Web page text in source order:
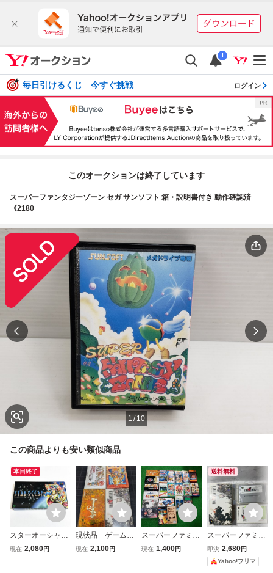
i
毎日引けるくじ 今すぐ挑戦 ログイン
このオークションは終了しています
スーパーファンタジーゾーン セガ サンソフト 箱・説明書付き 動作確認済
《2180
1/10
この商品よりも安い類似商品
本日終了
スターオーシャン
【箱・説明書付
現在 2,080円
現状品 ゲームソ
フト スーパーファ
現在 2,100円
スーパーファミコ
ン カセット ソフ
現在 1,400円
送料無料
スーパーファミコ
ン ファイナルファ
ンタジーVI 箱・説
明書付 SFC
即決 2,680円
Yahoo!フリマ